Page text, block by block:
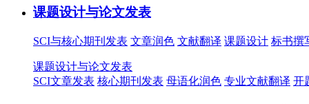
课题设计与论文发表
SCI与核心期刊发表 文章润色 文献翻译 课题设计 标书撰
课题设计与论文发表
SCI文章发表 核心期刊发表 母语化润色 专业文献翻译 开